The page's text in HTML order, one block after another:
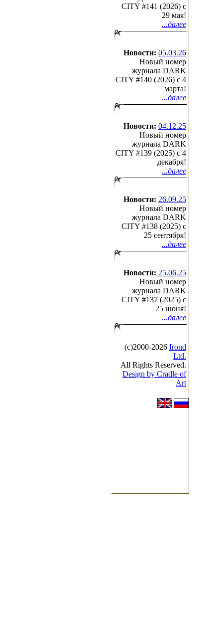
CITY #141 (2026) c
29 мая!
...далее
Новости: 05.03.26
Новый номер
журнала DARK
CITY #140 (2026) c 4
марта!
...далее
Новости: 04.12.25
Новый номер
журнала DARK
CITY #139 (2025) c 4
декабря!
...далее
Новости: 26.09.25
Новый номер
журнала DARK
CITY #138 (2025) c
25 сентября!
...далее
Новости: 25.06.25
Новый номер
журнала DARK
CITY #137 (2025) c
25 июня!
...далее
(с)2000-2026 Irond
Ltd.
All Rights Reserved.
Design by Cradle of
Art